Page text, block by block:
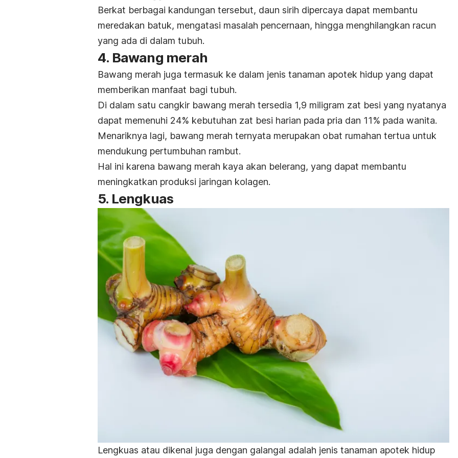
Berkat berbagai kandungan tersebut, daun sirih dipercaya dapat membantu
meredakan batuk, mengatasi masalah pencernaan, hingga menghilangkan racun
yang ada di dalam tubuh.
4. Bawang merah
Bawang merah juga termasuk ke dalam jenis tanaman apotek hidup yang dapat
memberikan manfaat bagi tubuh.
Di dalam satu cangkir bawang merah tersedia 1,9 miligram zat besi yang nyatanya
dapat memenuhi 24% kebutuhan zat besi harian pada pria dan 11% pada wanita.
Menariknya lagi, bawang merah ternyata merupakan obat rumahan tertua untuk
mendukung pertumbuhan rambut.
Hal ini karena bawang merah kaya akan belerang, yang dapat membantu
meningkatkan produksi jaringan kolagen.
5. Lengkuas
Lengkuas atau dikenal juga dengan galangal adalah jenis tanaman apotek hidup